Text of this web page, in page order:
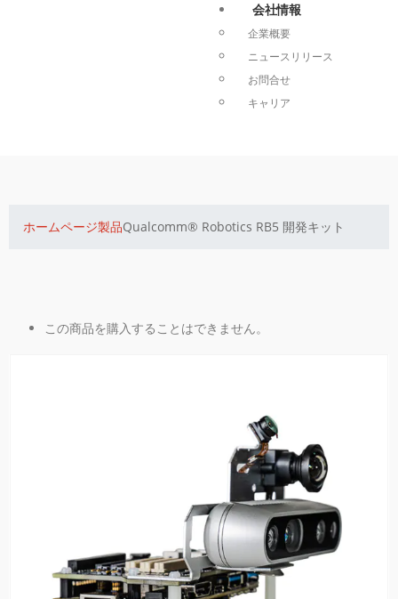
会社情報
企業概要
ニュースリリース
お問合せ
キャリア
ホームページ製品Qualcomm® Robotics RB5 開発キット
この商品を購入することはできません。